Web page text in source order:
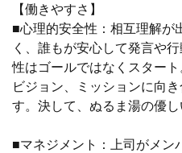
【働きやすさ】
■心理的安全性：相互理解が
く、誰もが安心して発言や
性はゴールではなくスター
ビジョン、ミッションに向
す。決して、ぬるま湯の優し
■マネジメント：上司がメン